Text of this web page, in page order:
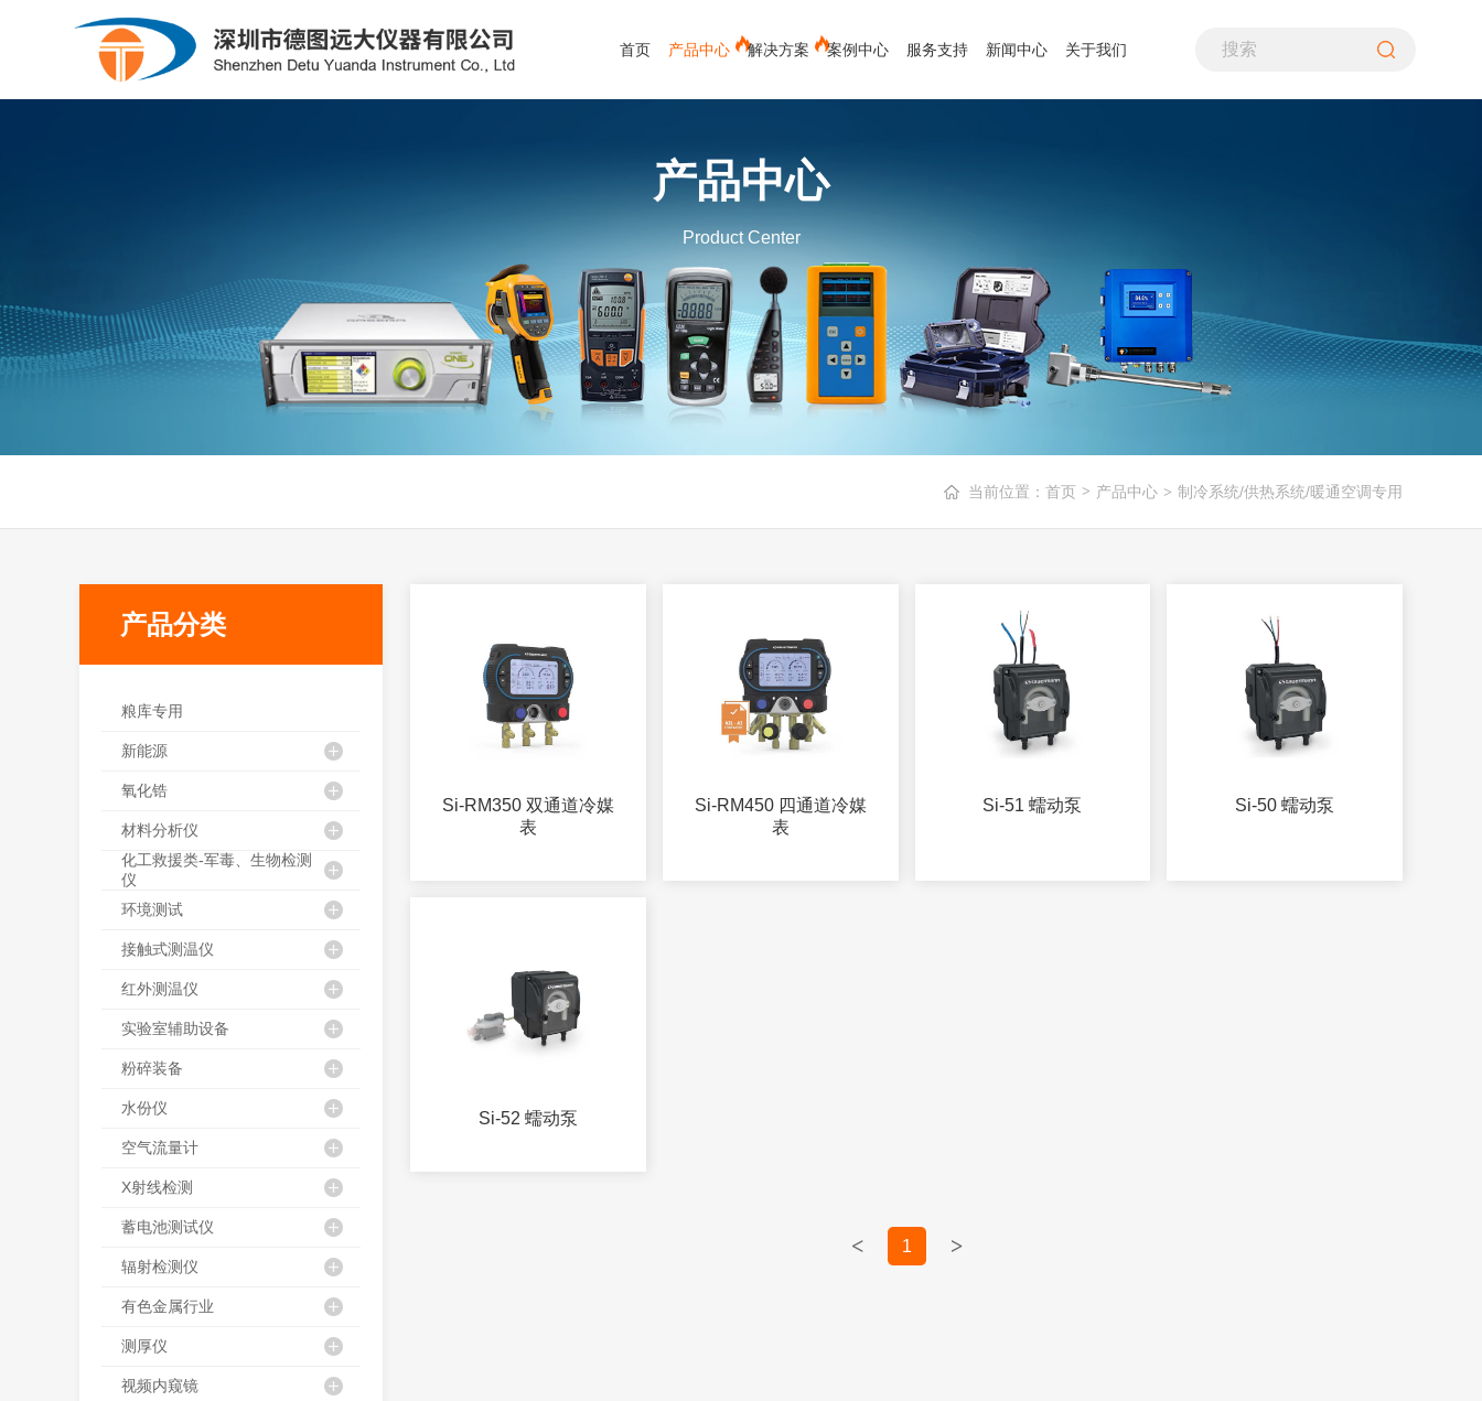
首页 产品中心
光度计
钳形表
电能质量分析仪
有色金属行业
辐射检测仪
蓄电池测试仪
新能源
粉碎装备
实验室辅助设备
红外测温仪
接触式测温仪
化工救援类-军毒、生物检测仪
材料分析仪
X射线检测
检漏仪
超声波流量计
辐射热流传感器
热像仪
烟气分析仪
解决方案 案例中心
石油化工 电力行业 冶金行业 环保行业 铁路行业 造纸行业
服务支持
下载中心 售后服务 常见问题
新闻中心
公司新闻 行业新闻
关于我们
公司简介 企业文化 发展历程 服务客户 资质荣誉 联系我们
产品中心
Product Center
当前位置：首页 > 产品中心 > 制冷系统/供热系统/暖通空调专用
产品分类
粮库专用
新能源
氧化锆
材料分析仪
化工救援类-军毒、生物检测
仪
环境测试
接触式测温仪
红外测温仪
实验室辅助设备
粉碎装备
水份仪
空气流量计
X射线检测
蓄电池测试仪
辐射检测仪
有色金属行业
测厚仪
视频内窥镜
Si-RM350 双通道冷媒
表
Si-RM450 四通道冷媒
表
Si-51 蠕动泵 Si-50 蠕动泵
Si-52 蠕动泵
< 1 >